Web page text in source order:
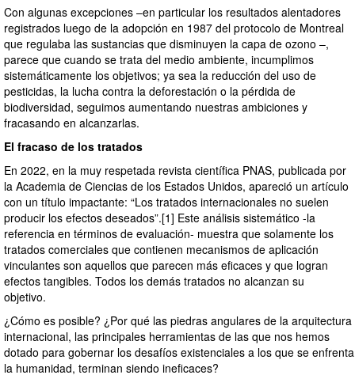
Con algunas excepciones –en particular los resultados alentadores
registrados luego de la adopción en 1987 del protocolo de Montreal
que regulaba las sustancias que disminuyen la capa de ozono –,
parece que cuando se trata del medio ambiente, incumplimos
sistemáticamente los objetivos; ya sea la reducción del uso de
pesticidas, la lucha contra la deforestación o la pérdida de
biodiversidad, seguimos aumentando nuestras ambiciones y
fracasando en alcanzarlas.
El fracaso de los tratados
En 2022, en la muy respetada revista científica PNAS, publicada por
la Academia de Ciencias de los Estados Unidos, apareció un artículo
con un título impactante: “Los tratados internacionales no suelen
producir los efectos deseados”.[1] Este análisis sistemático -la
referencia en términos de evaluación- muestra que solamente los
tratados comerciales que contienen mecanismos de aplicación
vinculantes son aquellos que parecen más eficaces y que logran
efectos tangibles. Todos los demás tratados no alcanzan su
objetivo.
¿Cómo es posible? ¿Por qué las piedras angulares de la arquitectura
internacional, las principales herramientas de las que nos hemos
dotado para gobernar los desafíos existenciales a los que se enfrenta
la humanidad, terminan siendo ineficaces?